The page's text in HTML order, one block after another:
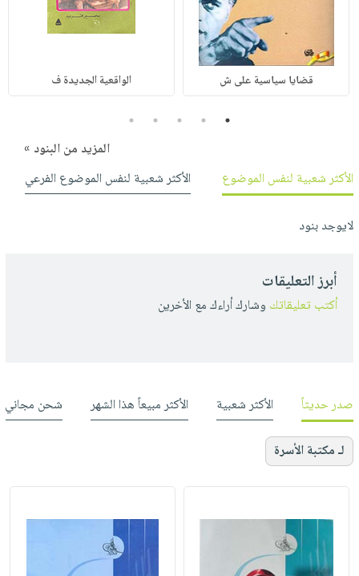
قضايا سياسية على ش الواقعية الجديدة ف
1
2
3
4
5
المزيد من البنود »
الأكثر شعبية لنفس الموضوع
الأكثر شعبية لنفس الموضوع الفرعي
لايوجد بنود
أبرز التعليقات
أكتب تعليقاتك وشارك أراءك مع الأخرين
صدر حديثاً الأكثر شعبية الأكثر مبيعاً هذا الشهر شحن مجاني
لـ مكتبة الأسرة